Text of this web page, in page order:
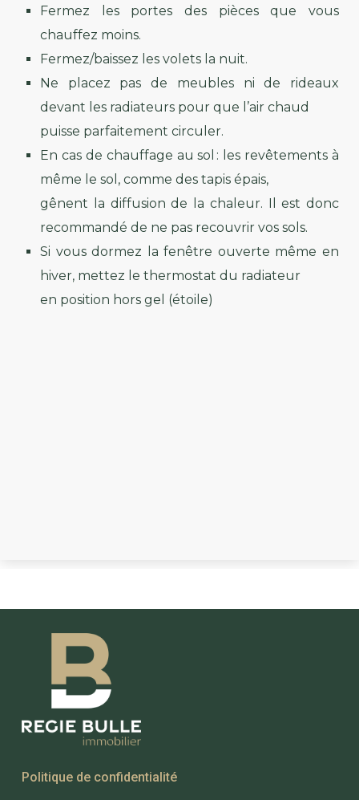
Fermez les portes des pièces que vous
chauffez moins.
Fermez/baissez les volets la nuit.
Ne placez pas de meubles ni de rideaux
devant les radiateurs pour que l’air chaud
puisse parfaitement circuler.
En cas de chauffage au sol : les revêtements à
même le sol, comme des tapis épais,
gênent la diffusion de la chaleur. Il est donc
recommandé de ne pas recouvrir vos sols.
Si vous dormez la fenêtre ouverte même en
hiver, mettez le thermostat du radiateur
en position hors gel (étoile)
Politique de confidentialité